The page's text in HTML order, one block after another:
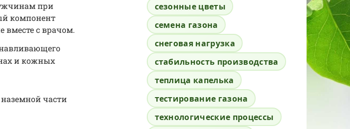
при
компонент
вместе с врачом.
и кожных
части
сезонные цветы
семена газона
снеговая нагрузка
стабильность производства
теплица капелька
тестирование газона
технологические процессы